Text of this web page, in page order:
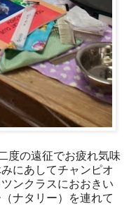
度の遠征でお疲れ気味
にあしてチャンピオ
ンクラスにおおきい
ナタリー）を連れて